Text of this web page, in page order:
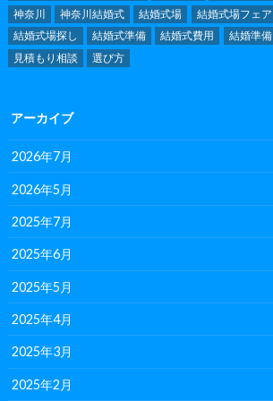
神奈川
神奈川結婚式 結婚式場 結婚式場フェア
結婚式場探し
結婚式準備 結婚式費用 結婚準備
見積もり相談
選び方
アーカイブ
2026年7月
2026年5月
2025年7月
2025年6月
2025年5月
2025年4月
2025年3月
2025年2月